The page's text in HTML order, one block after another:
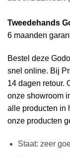
Tweedehands
6 maanden
Bestel deze
snel online. Bij
14 dagen retour.
onze showroom
alle producten in
onze producten
Staat: zeer